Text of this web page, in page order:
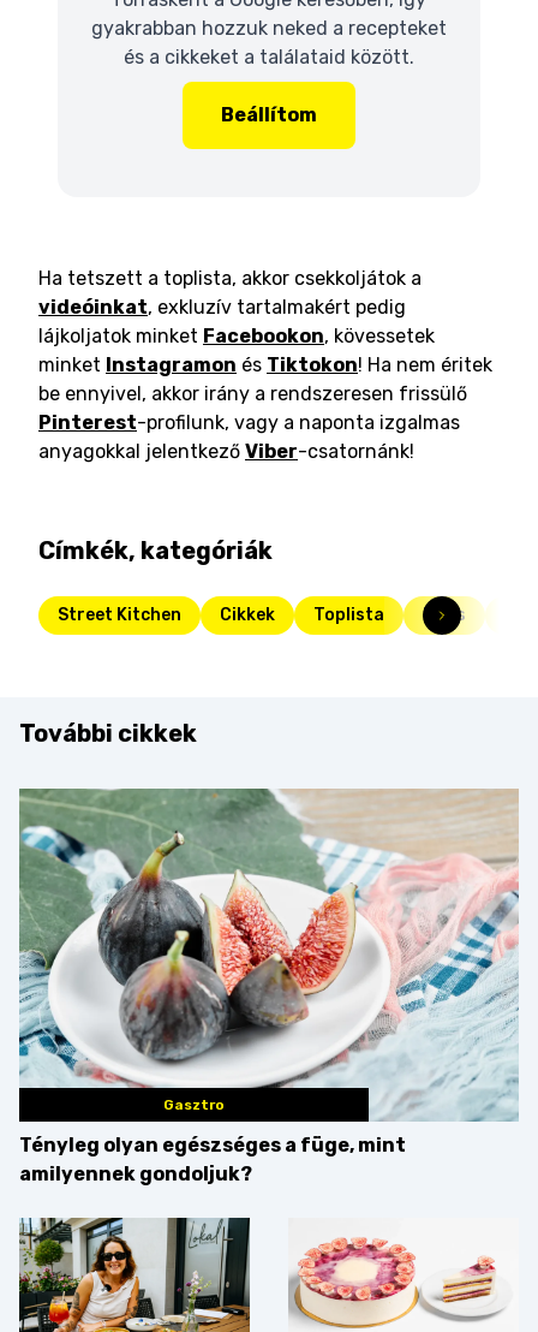
gyakrabban hozzuk neked a recepteket
és a cikkeket a találataid között.
Beállítom
Ha tetszett a toplista, akkor csekkoljátok a
videóinkat, exkluzív tartalmakért pedig
lájkoljatok minket Facebookon, kövessetek
minket Instagramon és Tiktokon! Ha nem éritek
be ennyivel, akkor irány a rendszeresen frissülő
Pinterest-profilunk, vagy a naponta izgalmas
anyagokkal jelentkező Viber-csatornánk!
Címkék, kategóriák
Street Kitchen Cikkek Toplista Friss
További cikkek
Gasztro
Tényleg olyan egészséges a füge, mint
amilyennek gondoljuk?